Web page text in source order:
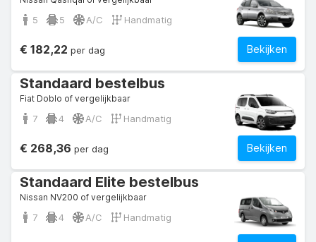
5 5 A/C Handmatig
Bekijken
€ 182,22 per dag
Standaard bestelbus
Fiat Doblo of vergelijkbaar
7 4 A/C Handmatig
Bekijken
€ 268,36 per dag
Standaard Elite bestelbus
Nissan NV200 of vergelijkbaar
7 4 A/C Handmatig